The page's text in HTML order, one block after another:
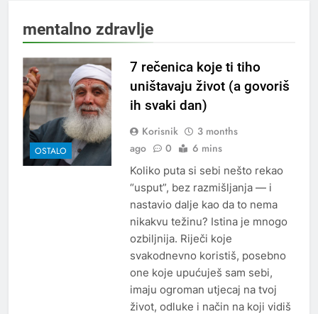
mentalno zdravlje
OSTALO
7 rečenica koje ti tiho
uništavaju život (a govoriš
ih svaki dan)
Korisnik
3 months
ago
0 6 mins
Koliko puta si sebi nešto rekao
“usput”, bez razmišljanja — i
nastavio dalje kao da to nema
nikakvu težinu? Istina je mnogo
ozbiljnija. Riječi koje
svakodnevno koristiš, posebno
one koje upućuješ sam sebi,
imaju ogroman utjecaj na tvoj
život, odluke i način na koji vidiš